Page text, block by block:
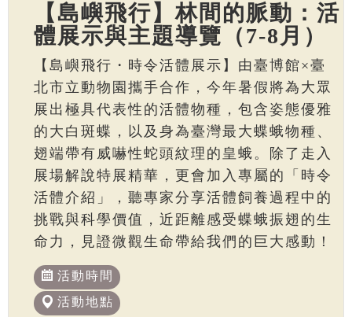
【島嶼飛行】林間的脈動：活
體展示與主題導覽（7-8月）
【島嶼飛行・時令活體展示】由臺博館×臺
北市立動物園攜手合作，今年暑假將為大眾
展出極具代表性的活體物種，包含姿態優雅
的大白斑蝶，以及身為臺灣最大蝶蛾物種、
翅端帶有威嚇性蛇頭紋理的皇蛾。除了走入
展場解說特展精華，更會加入專屬的「時令
活體介紹」，聽專家分享活體飼養過程中的
挑戰與科學價值，近距離感受蝶蛾振翅的生
命力，見證微觀生命帶給我們的巨大感動！
活動時間
活動地點